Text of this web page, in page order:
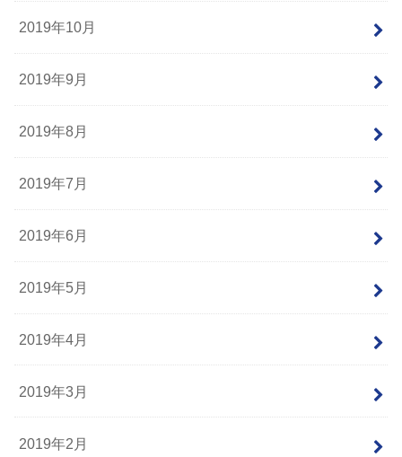
2019年10月
2019年9月
2019年8月
2019年7月
2019年6月
2019年5月
2019年4月
2019年3月
2019年2月